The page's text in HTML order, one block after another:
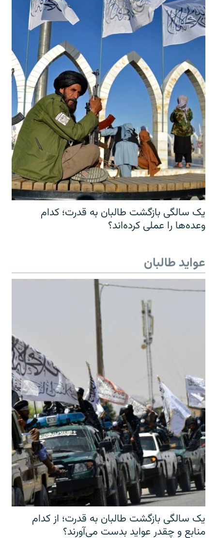
یک سالگی بازگشت طالبان به قدرت؛ کدام
وعده‌ها را عملی کرده‌اند؟
عواید طالبان
یک سالگی بازگشت طالبان به قدرت؛ از کدام
منابع و چقدر عواید بدست می‌آورند؟